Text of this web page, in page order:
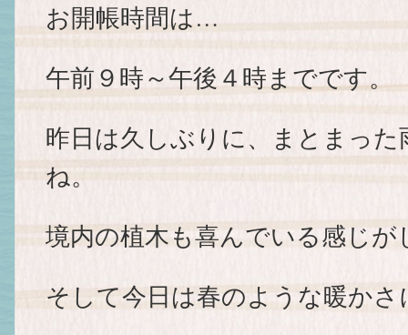
お開帳時間は…
午前９時～午後４時までです。
昨日は久しぶりに、まとまっ
ね。
境内の植木も喜んでいる感じが
そして今日は春のような暖か